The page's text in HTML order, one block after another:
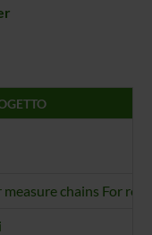
chains For